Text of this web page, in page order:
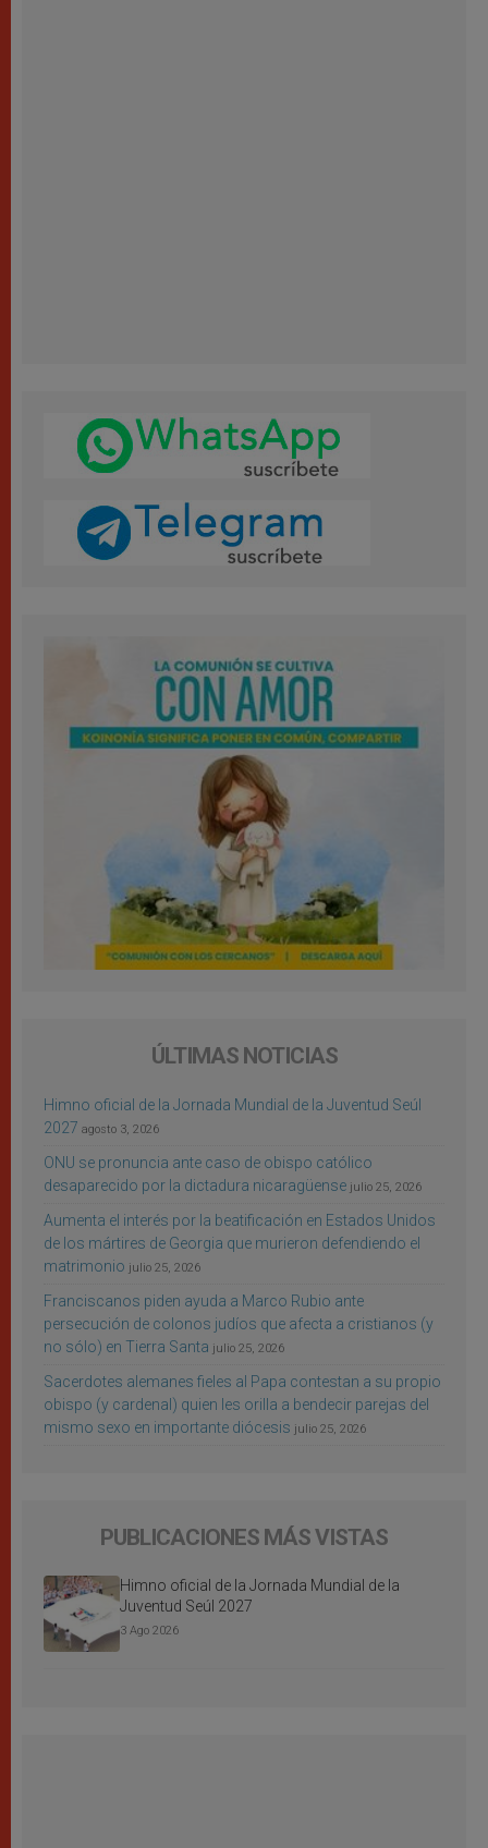
ÚLTIMAS NOTICIAS
Himno oficial de la Jornada Mundial de la Juventud Seúl
2027 agosto 3, 2026
ONU se pronuncia ante caso de obispo católico
desaparecido por la dictadura nicaragüense julio 25, 2026
Aumenta el interés por la beatificación en Estados Unidos
de los mártires de Georgia que murieron defendiendo el
matrimonio julio 25, 2026
Franciscanos piden ayuda a Marco Rubio ante
persecución de colonos judíos que afecta a cristianos (y
no sólo) en Tierra Santa julio 25, 2026
Sacerdotes alemanes fieles al Papa contestan a su propio
obispo (y cardenal) quien les orilla a bendecir parejas del
mismo sexo en importante diócesis julio 25, 2026
PUBLICACIONES MÁS VISTAS
Himno oficial de la Jornada Mundial de la
Juventud Seúl 2027
3 Ago 2026